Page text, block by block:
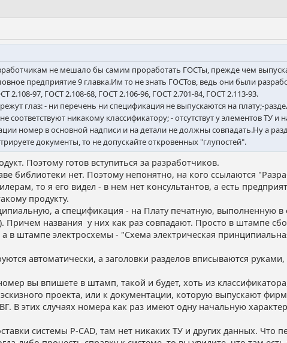
не мешало бы самим проработать ГОСТы, прежде чем
предприятие 9 главка.Им то не знать ГОСТов, ведь они были
97, ГОСТ 2.108-68, ГОСТ 2.106-96, ГОСТ 2.701-84, ГОСТ 2.113-93.
глаз: - ни перечень ни спецификация не выпускаются на плату;-
никакому классификатору; - отсутствут у элементов ТУ и
номер в основной надписи и на детали не должны совпадать.Ну а
документы, то не допускайте откровенных "глупостей".
Поэтому готов вступиться за разработчиков.
библиотеки нет. Поэтому непонятно, на кого ссылаются
то я его видел - в нем нет консультантов, а есть
продукту.
а спецификация - на Плату печатную, выполненную в
Причем названия у них как раз совпадают. Просто в штампе
в штампе электросхемы - "Схема электрическая
автоматически, а заголовки разделов вписываются
вы впишете в штамп, такой и будет, хоть из
проекта, или к документации, которую выпускают
В этих случаях номера как раз имеют одну начальную
системы P-CAD, там нет никаких ТУ и других данных. Что